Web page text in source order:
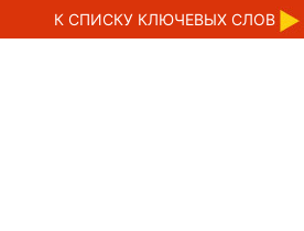
К CПИСКУ КЛЮЧЕВЫХ СЛОВ